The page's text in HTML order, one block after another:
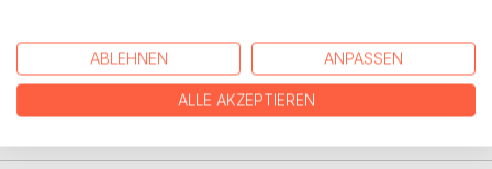
feine Dame und möchte sich transportieren lassen. Bei
Kate brechen alle Dämme und als sie dann auch noch von
ihrem schärfsten Konkurrenten überholt wird, geht es
ABLEHNEN ANPASSEN
ALLE AKZEPTIEREN